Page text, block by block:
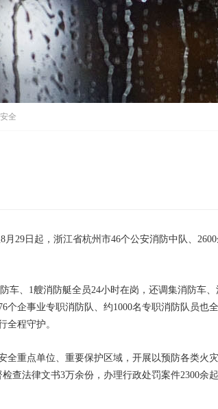
全
日起，浙江省杭州市46个公安消防中队、2600
、1艘消防艇全员24小时在岗，还调集消防车、
企事业专职消防队、约1000名专职消防队员也
全程守护。
重点单位、重要保护区域，开展以预防各类火
查法律文书3万余份，办理行政处罚案件2300余起